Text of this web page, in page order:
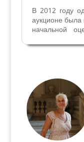
В 2012 году
аукционе
начальной